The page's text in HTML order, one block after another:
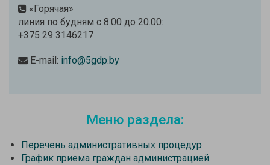
«Горячая»
линия по будням с 8.00 до 20.00:
+375 29 3146217
E-mail: info@5gdp.by
Меню раздела:
Перечень административных процедур
График приема граждан администрацией